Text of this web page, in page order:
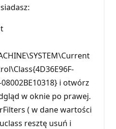
08002BE10318} i otwórz
w oknie po prawej.
( w dane wartości
resztę usuń i